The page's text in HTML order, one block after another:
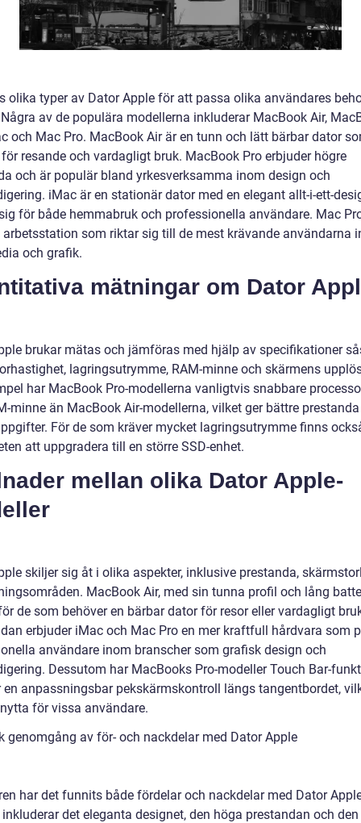
olika typer av Dator Apple för att passa olika användares
av de populära modellerna inkluderar MacBook Air,
och Mac Pro. MacBook Air är en tunn och lätt bärbar dator
resande och vardagligt bruk. MacBook Pro erbjuder högre
och är populär bland yrkesverksamma inom design och
iMac är en stationär dator med en elegant allt-i-ett-
för både hemmabruk och professionella användare. Mac
som riktar sig till de mest krävande användarna
och grafik.
mätningar om Dator
brukar mätas och jämföras med hjälp av specifikationer
lagringsutrymme, RAM-minne och skärmens
har MacBook Pro-modellerna vanligtvis snabbare
minne än MacBook Air-modellerna, vilket ger bättre
För de som kräver mycket lagringsutrymme finns
att uppgradera till en större SSD-enhet.
mellan olika Dator Apple-
skiljer sig åt i olika aspekter, inklusive prestanda,
MacBook Air, med sin tunna profil och lång
de som behöver en bärbar dator för resor eller vardagligt
erbjuder iMac och Mac Pro en mer kraftfull hårdvara som
användare inom branscher som grafisk design och
Dessutom har MacBooks Pro-modeller Touch Bar-
en anpassningsbar pekskärmskontroll längs tangentbordet,
för vissa användare.
genomgång av för- och nackdelar med Dator Apple
har det funnits både fördelar och nackdelar med Dator
det eleganta designet, den höga prestandan och den